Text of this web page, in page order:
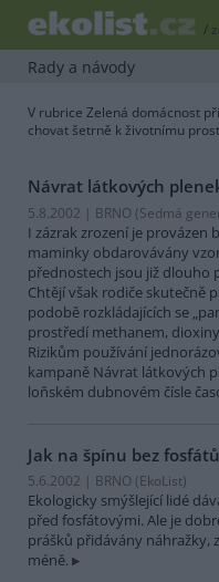
/
Rady a návody
V rubrice Zelená domácnost
chovat šetrně k životnímu
Návrat látkových
5.8.2002 | BRNO (Sedmá
I zázrak zrození je provázen
maminky obdarovávány
přednostech jsou již dlouho
Chtějí však rodiče skutečně
podobě rozkládajících se
prostředí methanem,
Rizikům používání
kampaně Návrat látkových
loňském dubnovém čísle
Jak na špínu bez fosfátů
5.6.2002 | BRNO (EkoList)
Ekologicky smýšlející lidé
před fosfátovými. Ale je
prášků přidávány náhražky,
méně.